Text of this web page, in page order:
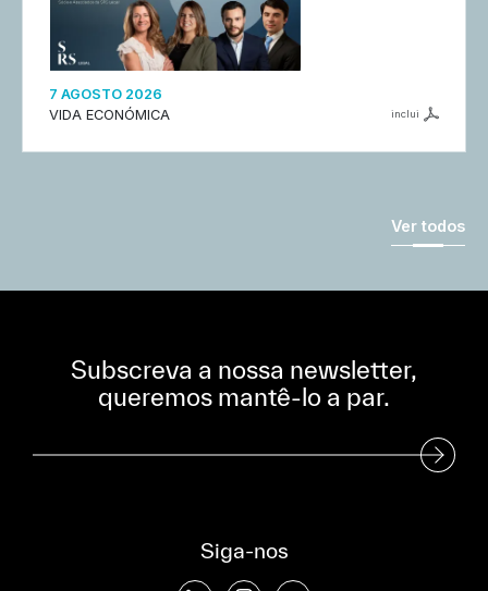
7 AGOSTO 2026
VIDA ECONÓMICA
inclui
Ver todos
Subscreva a nossa newsletter,
queremos mantê-lo a par.
Subscreva a nossa Newsletter
Siga-nos